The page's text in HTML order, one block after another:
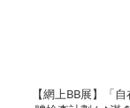
【網上BB展】「